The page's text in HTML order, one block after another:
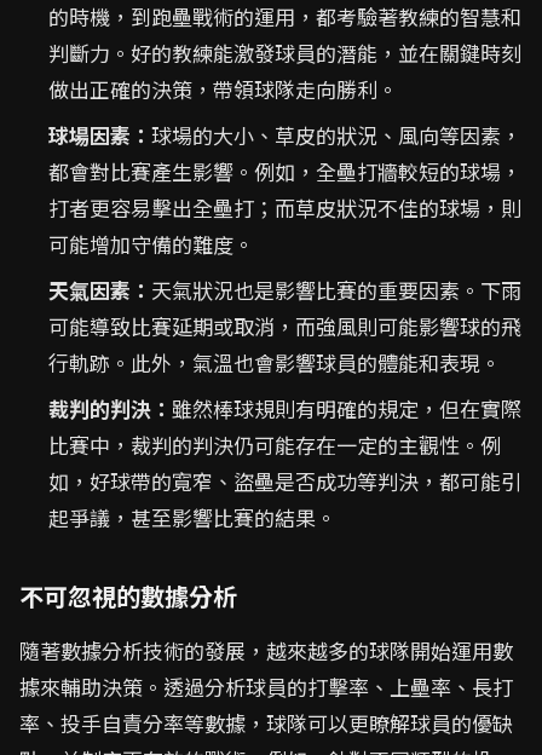
的時機，到跑壘戰術的運用，都考驗著教練的智慧和
判斷力。好的教練能激發球員的潛能，並在關鍵時刻
做出正確的決策，帶領球隊走向勝利。
球場因素： 球場的大小、草皮的狀況、風向等因素，
都會對比賽產生影響。例如，全壘打牆較短的球場，
打者更容易擊出全壘打；而草皮狀況不佳的球場，則
可能增加守備的難度。
天氣因素： 天氣狀況也是影響比賽的重要因素。下雨
可能導致比賽延期或取消，而強風則可能影響球的飛
行軌跡。此外，氣溫也會影響球員的體能和表現。
裁判的判決： 雖然棒球規則有明確的規定，但在實際
比賽中，裁判的判決仍可能存在一定的主觀性。例
如，好球帶的寬窄、盜壘是否成功等判決，都可能引
起爭議，甚至影響比賽的結果。
不可忽視的數據分析
隨著數據分析技術的發展，越來越多的球隊開始運用數
據來輔助決策。透過分析球員的打擊率、上壘率、長打
率、投手自責分率等數據，球隊可以更瞭解球員的優缺